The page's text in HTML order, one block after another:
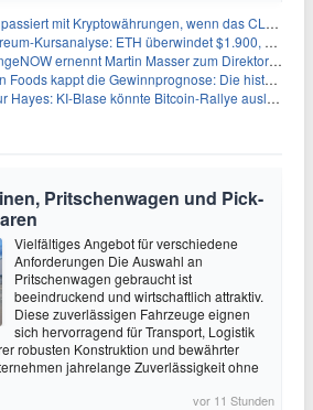
mit Kryptowährungen, wenn das CLARITY-Gesetz diese Woche scheitert? Hougan erklärt
Kursanalyse: ETH überwindet $1.900, aber größere Herausforderungen stehen bevor
ernennt Martin Masser zum Direktor für strategische Partnerschaften
kappt die Gewinnprognose: Die historische Rinderkrise will einfach nicht enden
Hayes: KI-Blase könnte Bitcoin-Rallye auslösen
Pritschenwagen und Pick-
Vielfältiges Angebot für verschiedene
Anforderungen Die Auswahl an
Pritschenwagen gebraucht ist
beeindruckend und wirtschaftlich attraktiv.
Diese zuverlässigen Fahrzeuge eignen
sich hervorragend für Transport, Logistik
robusten Konstruktion und bewährter
jahrelange Zuverlässigkeit ohne
vor 11 Stunden